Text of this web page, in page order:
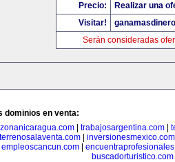
Precio:
Realizar una
Visitar!
Serán consideradas
dominios en venta:
zonanicaragua.com
trabajosargentina.com
terrenosalaventa.com| inversionesmexico.com
empleoscancun.com
buscadorturistico.com